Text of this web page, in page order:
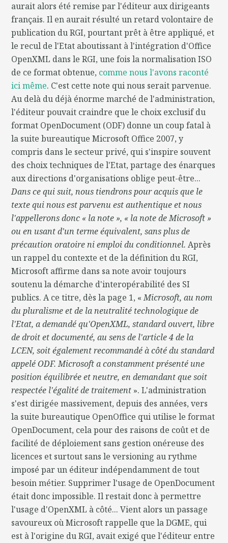
aurait alors été remise par l'éditeur aux dirigeants
français. Il en aurait résulté un retard volontaire de
publication du RGI, pourtant prêt à être appliqué, et
le recul de l'Etat aboutissant à l'intégration d'Office
OpenXML dans le RGI, une fois la normalisation ISO
de ce format obtenue, comme nous l'avons raconté
ici même. C'est cette note qui nous serait parvenue.
Au delà du déjà énorme marché de l'administration,
l'éditeur pouvait craindre que le choix exclusif du
format OpenDocument (ODF) donne un coup fatal à
la suite bureautique Microsoft Office 2007, y
compris dans le secteur privé, qui s'inspire souvent
des choix techniques de l'Etat, partage des énarques
aux directions d'organisations oblige peut-être...
Dans ce qui suit, nous tiendrons pour acquis que le
texte qui nous est parvenu est authentique et nous
l'appellerons donc « la note», « la note de Microsoft»
ou en usant d'un terme équivalent, sans plus de
précaution oratoire ni emploi du conditionnel. Après
un rappel du contexte et de la définition du RGI,
Microsoft affirme dans sa note avoir toujours
soutenu la démarche d'interopérabilité des SI
publics. A ce titre, dès la page 1, «Microsoft, au nom
du pluralisme et de la neutralité technologique de
l'Etat, a demandé qu'OpenXML, standard ouvert, libre
de droit et documenté, au sens de l'article 4 de la
LCEN, soit également recommandé à côté du standard
appelé ODF. Microsoft a constamment présenté une
position équilibrée et neutre, en demandant que soit
respectée l'égalité de traitement ». L'administration
s'est dirigée massivement, depuis des années, vers
la suite bureautique OpenOffice qui utilise le format
OpenDocument, cela pour des raisons de coût et de
facilité de déploiement sans gestion onéreuse des
licences et surtout sans le versioning au rythme
imposé par un éditeur indépendamment de tout
besoin métier. Supprimer l'usage de OpenDocument
était donc impossible. Il restait donc à permettre
l'usage d'OpenXML à côté... Vient alors un passage
savoureux où Microsoft rappelle que la DGME, qui
est à l'origine du RGI, avait exigé que l'éditeur entre